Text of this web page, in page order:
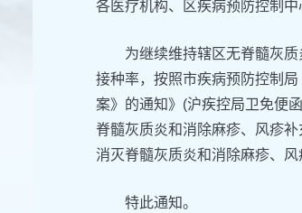
各医疗机构、区疾病预防控制
为继续维持辖区无脊髓灰
接种率，按照市疾病预防控制
案》的通知》(沪疾控局卫免便
脊髓灰质炎和消除麻疹、风疹
消灭脊髓灰质炎和消除麻疹、
特此通知。